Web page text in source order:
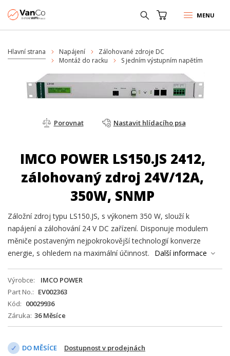
MENU
Hlavní strana Napájení
Zálohované zdroje DC
Montáž do racku
S jedním výstupním napětím
Porovnat Nastavit hlídacího psa
IMCO POWER LS150.JS 2412,
zálohovaný zdroj 24V/12A,
350W, SNMP
Záložní zdroj typu LS150.JS, s výkonem 350 W, slouží k
napájení a zálohování 24 V DC zařízení. Disponuje modulem
měniče postaveným nejpokrokovější technologií konverze
energie, s ohledem na maximální účinnost.
Další informace
Výrobce
IMCO POWER
Part No.
EV002363
Kód
00029936
Záruka 36 Měsíce
DO MĚSÍCE Dostupnost v prodejnách